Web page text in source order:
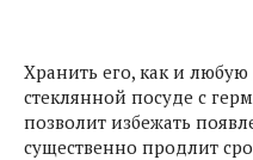
Хранить его, как и
стеклянной посуде с
позволит избежать
существенно продлит